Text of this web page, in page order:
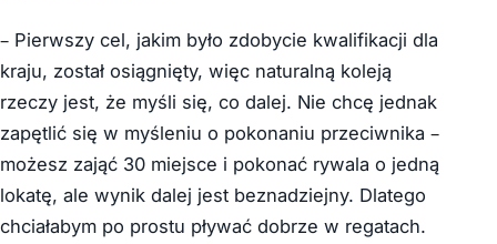
– Pierwszy cel, jakim było zdobycie kwalifikacji dla
kraju, został osiągnięty, więc naturalną koleją
rzeczy jest, że myśli się, co dalej. Nie chcę jednak
zapętlić się w myśleniu o pokonaniu przeciwnika –
możesz zająć 30 miejsce i pokonać rywala o jedną
lokatę, ale wynik dalej jest beznadziejny. Dlatego
chciałabym po prostu pływać dobrze w regatach.